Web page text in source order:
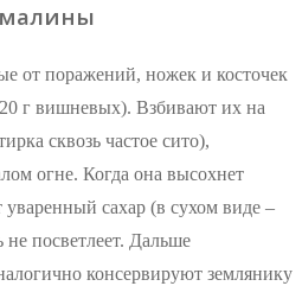
малины
от поражений, ножек и косточек
г вишневых). Взбивают их на
сквозь частое сито),
огне. Когда она высохнет
сахар (в сухом виде –
посветлеет. Дальше
консервируют землянику